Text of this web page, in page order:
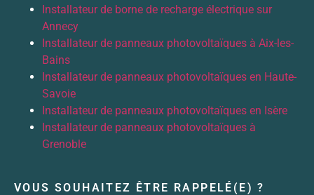
Installateur de borne de recharge électrique sur
Annecy
Installateur de panneaux photovoltaïques à Aix-les-
Bains
Installateur de panneaux photovoltaïques en Haute-
Savoie
Installateur de panneaux photovoltaïques en Isère
Installateur de panneaux photovoltaïques à
Grenoble
VOUS SOUHAITEZ ÊTRE RAPPELÉ(E) ?